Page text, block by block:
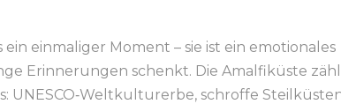
ein einmaliger Moment – sie ist ein emotionales
Erinnerungen schenkt. Die Amalfiküste
UNESCO‑Weltkulturerbe, schroffe